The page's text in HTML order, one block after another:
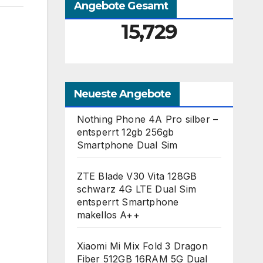
Angebote Gesamt
15,729
Neueste Angebote
Nothing Phone 4A Pro silber –
entsperrt 12gb 256gb
Smartphone Dual Sim
ZTE Blade V30 Vita 128GB
schwarz 4G LTE Dual Sim
entsperrt Smartphone
makellos A++
Xiaomi Mi Mix Fold 3 Dragon
Fiber 512GB 16RAM 5G Dual